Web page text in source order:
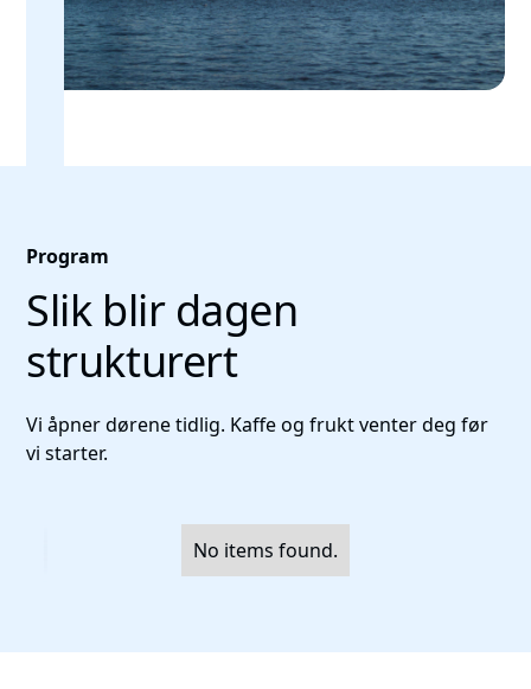
Program
Slik blir dagen
strukturert
Vi åpner dørene tidlig. Kaffe og frukt venter deg før
vi starter.
No items found.